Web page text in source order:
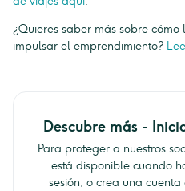
¿Quieres saber más sobre
impulsar el emprendimiento?
Descubre más -
Para proteger a nuestros
está disponible cuando
sesión, o crea una